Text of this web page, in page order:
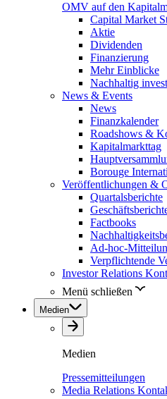
OMV auf den
Capital Market
Aktie
Dividenden
Finanzierung
Mehr Einblicke
Nachhaltig
News & Events
News
Finanzkalender
Roadshows &
Kapitalmarkttag
Borouge
Veröffentlichungen &
Quartalsberichte
Factbooks
Ad-hoc-
Verpflichtende
Investor Relations
Menü schließen
Medien
Medien
Pressemitteilungen
Media Relations